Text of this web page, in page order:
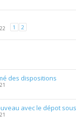
1 2
des dispositions
avec le dépot